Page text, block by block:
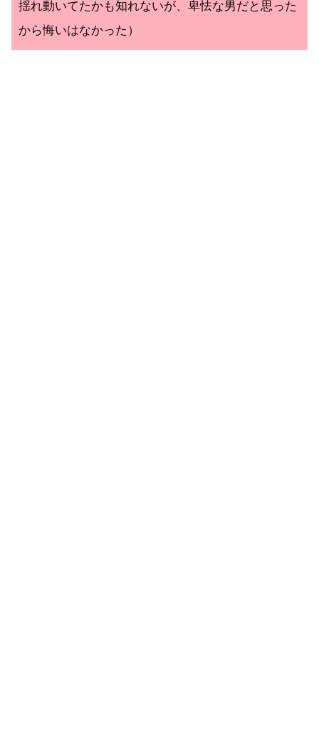
揺れ動いてたかも知れないが、卑怯な男だと思った
から悔いはなかった）